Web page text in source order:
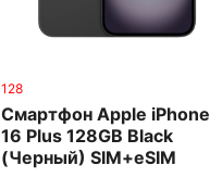
128
Смартфон Apple iPhone
16 Plus 128GB Black
(Черный) SIM+eSIM